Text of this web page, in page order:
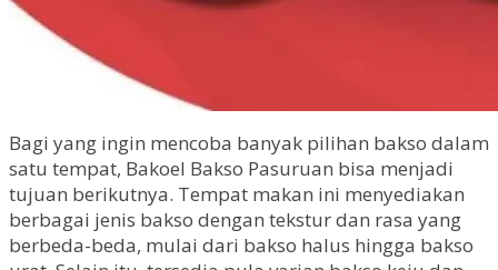
Bagi yang ingin mencoba banyak pilihan bakso dalam
satu tempat, Bakoel Bakso Pasuruan bisa menjadi
tujuan berikutnya. Tempat makan ini menyediakan
berbagai jenis bakso dengan tekstur dan rasa yang
berbeda-beda, mulai dari bakso halus hingga bakso